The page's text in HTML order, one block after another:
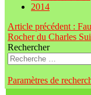
2014
Article précédent :
Rocher du Charles
Rechercher
Paramètres de